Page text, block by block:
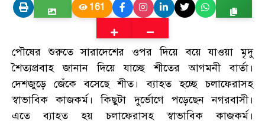
161
পৌষের শুরুতে সারাদেশের ওপর দিয়ে বয়ে যাওয়া মৃদু
শৈত্যপ্রবাহ জানান দিয়ে যাচ্ছে শীতের আগমনী বার্তা।
দেশজুড়ে জেঁকে বসেছে শীত। ব্যাহত হচ্ছে চলাফেরাসহ
স্বাভাবিক কাজকর্ম। কিছুটা দুর্ভোগে পড়েছেন নগরবাসী।
এতে ব্যাহত হয় চলাফেরাসহ স্বাভাবিক কাজকর্ম।